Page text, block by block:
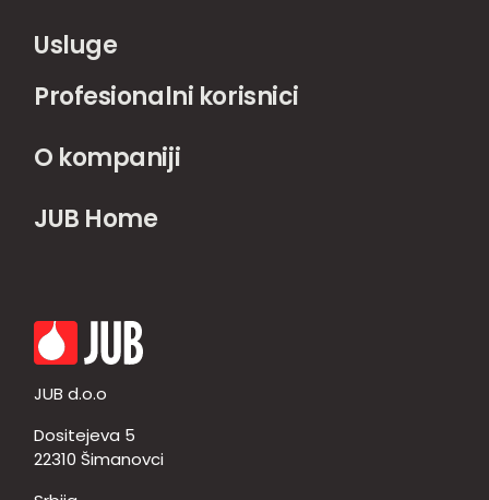
Usluge
Profesionalni korisnici
O kompaniji
JUB Home
JUB d.o.o
Dositejeva 5
22310 Šimanovci